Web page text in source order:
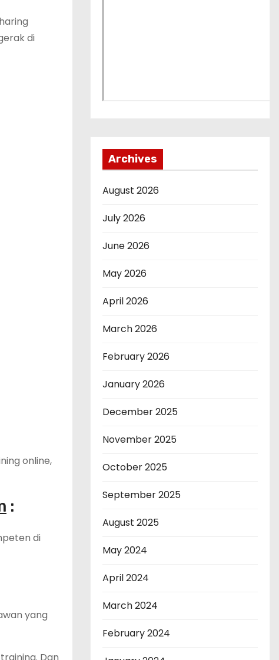
di
online,
:
di
yang
Dan
Archives
August 2026
July 2026
June 2026
May 2026
April 2026
March 2026
February 2026
January 2026
December 2025
November 2025
October 2025
September 2025
August 2025
May 2024
April 2024
March 2024
February 2024